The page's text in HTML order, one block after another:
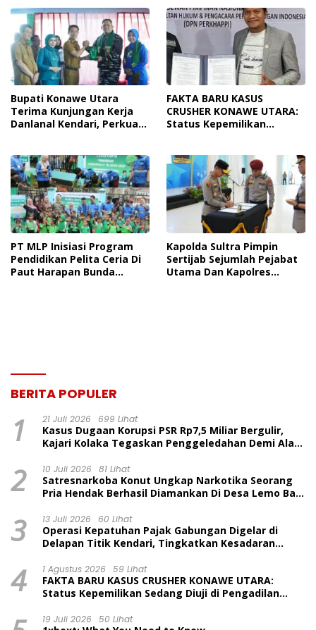
Hidup Sehat
Bupati Konawe Utara
Terima Kunjungan Kerja
Danlanal Kendari, Perkuat
FAKTA BARU KASUS
CRUSHER KONAWE UTARA:
Status Kepemilikan
Tersangka Dr. Ruksamin
Dinilai Prematur
PT MLP Inisiasi Program
Pendidikan Pelita Ceria Di
Paut Harapan Bunda
Kapolda Sultra Pimpin
Sertijab Sejumlah Pejabat
Utama Dan Kapolres
BERITA POPULER
1 21 Juli 2026 699 Lihat
Kasus Dugaan Korupsi PSR Rp7,5 Miliar Bergulir,
Kajari Kolaka Tegaskan Penggeledahan Demi Alat
2 10 Juli 2026 81 Lihat
Satresnarkoba Konut Ungkap Narkotika Seorang
Pria Hendak Berhasil Diamankan Di Desa Lemo Bajo
3 13 Juli 2026 60 Lihat
Operasi Kepatuhan Pajak Gabungan Digelar di
Delapan Titik Kendari, Tingkatkan Kesadaran
4 1 Agustus 2026 59 Lihat
FAKTA BARU KASUS CRUSHER KONAWE UTARA:
Status Kepemilikan Sedang Diuji di Pengadilan
Dinilai Prematur
19 Juli 2026 50 Lihat